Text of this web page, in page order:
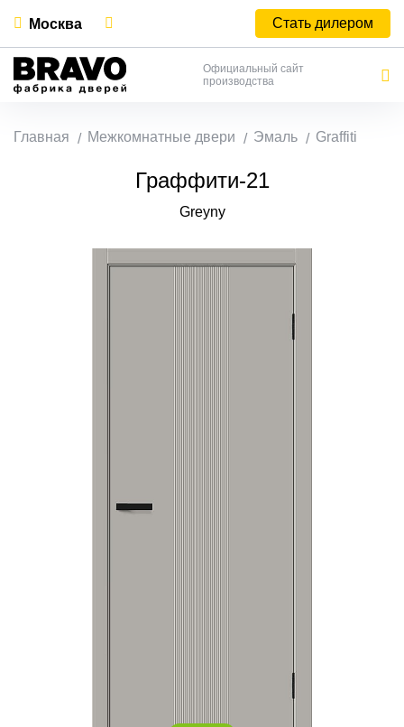
Москва Стать дилером
Официальный сайт
производства
Главная Межкомнатные двери Эмаль Graffiti
Граффити-21
Greyny